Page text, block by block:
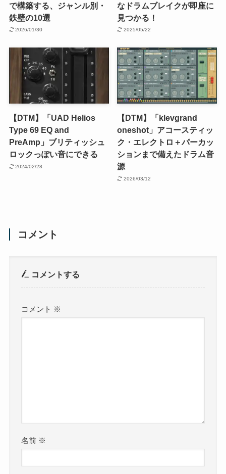
で構築する、ジャンル別・
鉄壁の10選
2026/01/30
なドラムブレイクが即座に
見つかる！
2025/05/22
【DTM】「UAD Helios
Type 69 EQ and
PreAmp」ブリティッシュ
ロックっぽい音にできる
2024/02/28
【DTM】「klevgrand
oneshot」アコースティッ
ク・エレクトロ＋パーカッ
ションまで備えたドラム音
源
2026/03/12
コメント
コメントする
コメント ※
名前 ※